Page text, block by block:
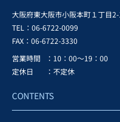
大阪府東大阪市小阪本町１丁目
TEL：06-6722-0099
FAX： 06-6722-3330
営業時間
：10：00～19：00
定休日
：不定休
CONTENTS